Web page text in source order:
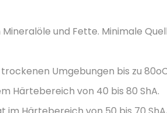
und Fette. Minimale
Umgebungen bis zu
Härtebereich von 40 bis 80 ShA.